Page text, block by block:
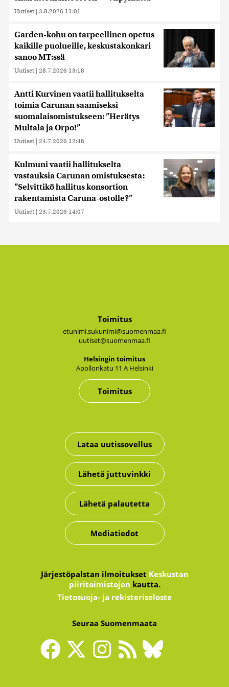
tietoja muihin tietoihin, joita olet antanut heille tai joita on
kerätty, kun olet käyttänyt heidän palvelujaan. Tietoja
Uutiset | 3.8.2026 11:01
Garden-kohu on tarpeellinen opetus
kaikille puolueille, keskustakonkari
sanoo MT:ssä
Uutiset | 28.7.2026 13:18
Antti Kurvinen vaatii hallitukselta
toimia Carunan saamiseksi
suomalaisomistukseen: ”Herätys
Multala ja Orpo!”
Uutiset | 24.7.2026 12:48
Kulmuni vaatii hallitukselta
vastauksia Carunan omistuksesta:
”Selvittikö hallitus konsortion
rakentamista Caruna-ostolle?”
Uutiset | 23.7.2026 14:07
Toimitus
etunimi.sukunimi@suomenmaa.fi
uutiset@suomenmaa.fi
Hel­sin­gin toi­mi­tus
Apol­lon­ka­tu 11 A Hel­sin­ki
Toimitus
Lataa uutissovellus
Lähetä juttuvinkki
Lähetä palautetta
Mediatiedot
Järjestöpalstan ilmoitukset Keskustan
piiritoimistojen kautta.
Tietosuoja- ja rekisteriseloste
Seuraa Suomenmaata